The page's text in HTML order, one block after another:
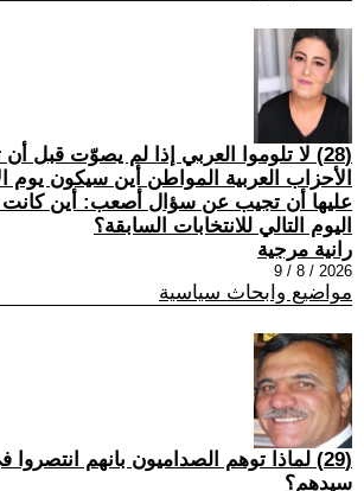
(28) لا تلوموا العربي إذا لم يصوّت قبل
الأحزاب العربية المواطن أين سيكون يوم
عليها أن تجيب عن سؤال أصعب: أين
اليوم التالي للانتخابات السابقة؟
رانية مرجية
2026 / 8 / 9
مواضيع وابحاث سياسية
(29) ‏لماذا توهم الصداميون بانهم
سيدهم؟